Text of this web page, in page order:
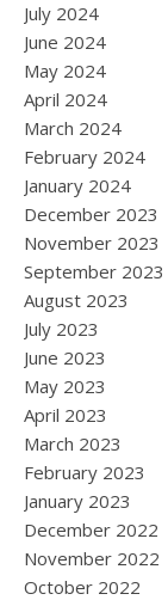
July 2024
June 2024
May 2024
April 2024
March 2024
February 2024
January 2024
December 2023
November 2023
September 2023
August 2023
July 2023
June 2023
May 2023
April 2023
March 2023
February 2023
January 2023
December 2022
November 2022
October 2022